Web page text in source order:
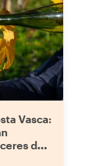
Vasca:
del